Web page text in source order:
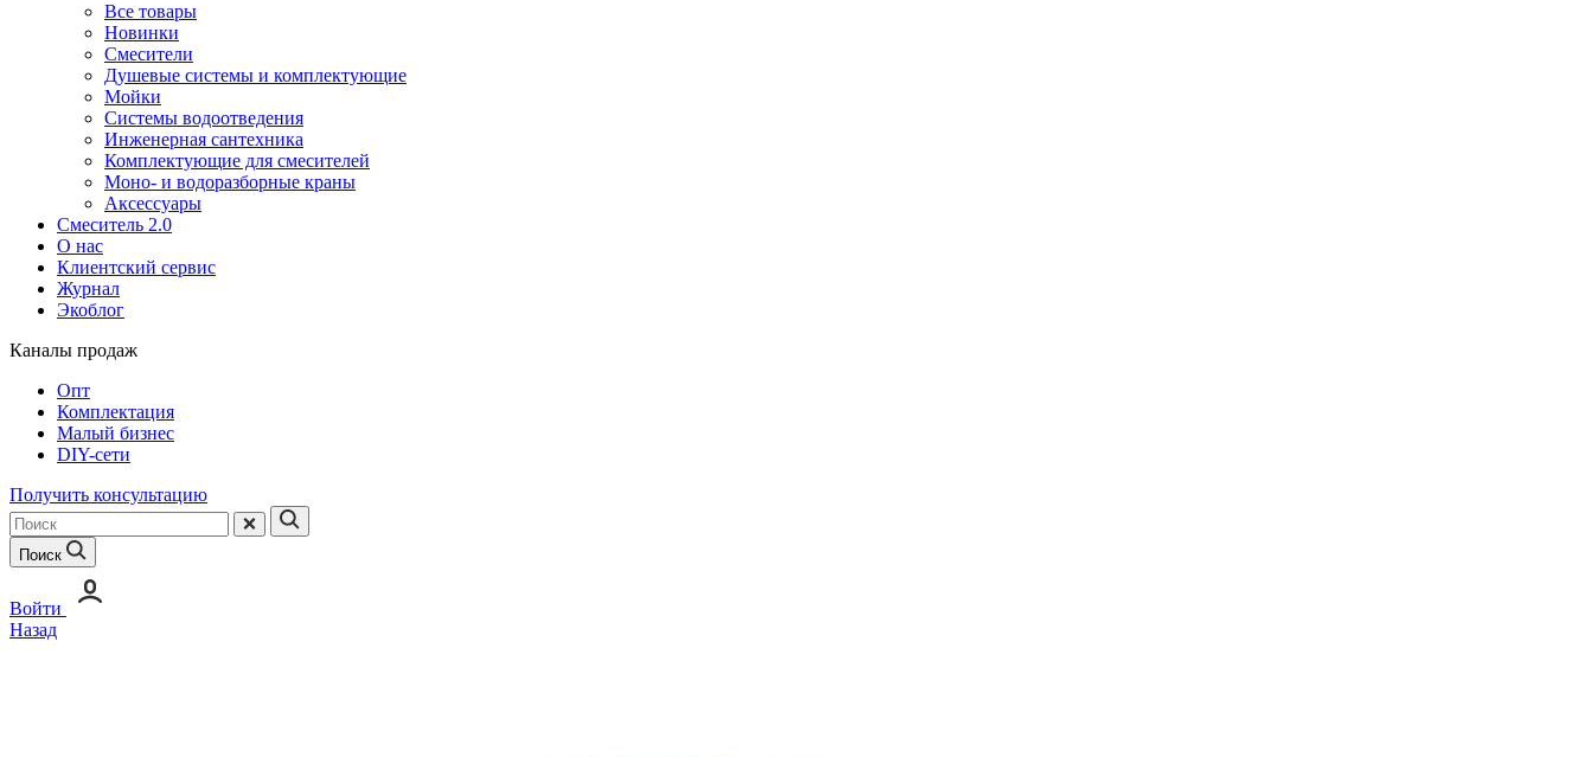
Все товары
Новинки
Смесители
Душевые системы и комплектующие
Мойки
Системы водоотведения
Инженерная сантехника
Комплектующие для смесителей
Моно- и водоразборные краны
Аксессуары
Смеситель 2.0
О нас
Клиентский сервис
Журнал
Экоблог
Каналы продаж
Опт
Комплектация
Малый бизнес
DIY-сети
Получить консультацию
Поиск
Войти
Назад